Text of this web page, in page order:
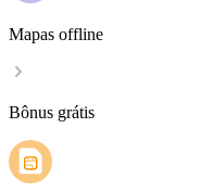
Mapas offline
Bônus grátis